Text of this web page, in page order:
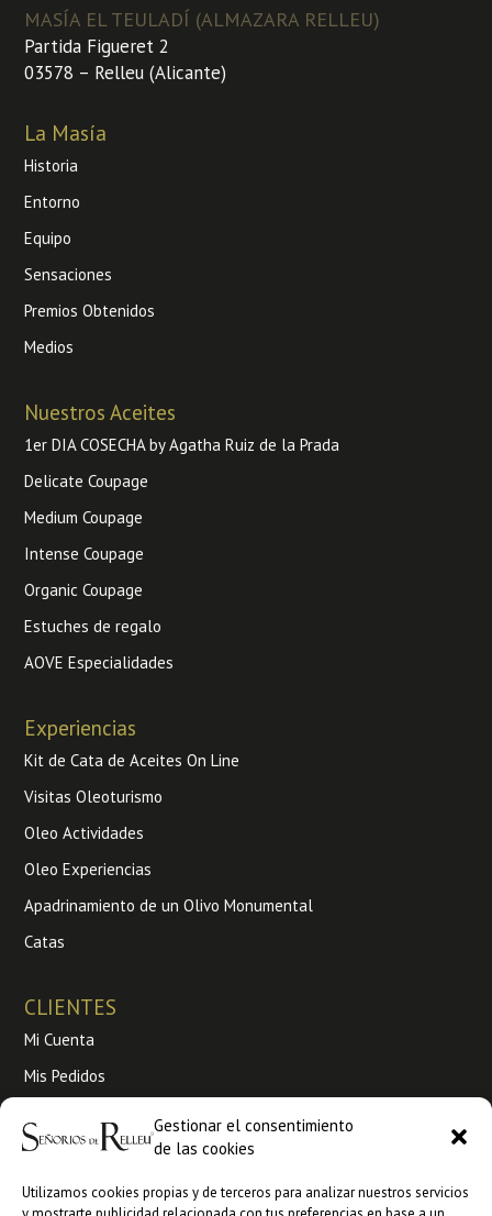
Gestionar el consentimiento
de las cookies
Utilizamos cookies propias y de terceros para analizar nuestros servicios
MASÍA EL TEULADÍ (ALMAZARA RELLEU)
Partida Figueret 2
03578 – Relleu (Alicante)
La Masía
Historia
Entorno
Equipo
Sensaciones
Premios Obtenidos
Medios
Nuestros Aceites
1er DIA COSECHA by Agatha Ruiz de la Prada
Delicate Coupage
Medium Coupage
Intense Coupage
Organic Coupage
Estuches de regalo
AOVE Especialidades
Experiencias
Kit de Cata de Aceites On Line
Visitas Oleoturismo
Oleo Actividades
Oleo Experiencias
Apadrinamiento de un Olivo Monumental
Catas
CLIENTES
Mi Cuenta
Mis Pedidos
Condiciones de venta